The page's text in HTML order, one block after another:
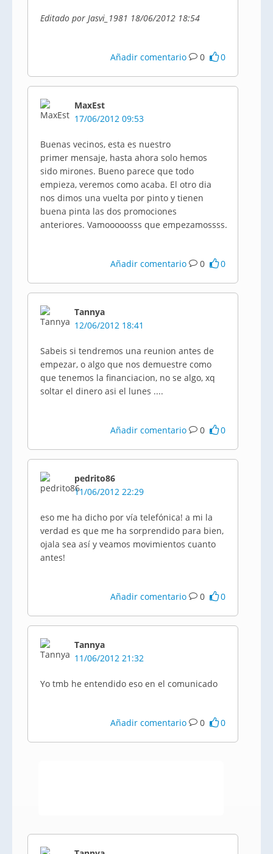
Editado por Jasvi_1981 18/06/2012 18:54
Añadir comentario 0 0
MaxEst
17/06/2012 09:53
Buenas vecinos, esta es nuestro
primer mensaje, hasta ahora solo hemos
sido mirones. Bueno parece que todo
empieza, veremos como acaba. El otro dia
nos dimos una vuelta por pinto y tienen
buena pinta las dos promociones
anteriores. Vamooooosss que empezamossss.
Añadir comentario 0 0
Tannya
12/06/2012 18:41
Sabeis si tendremos una reunion antes de
empezar, o algo que nos demuestre como
que tenemos la financiacion, no se algo, xq
soltar el dinero asi el lunes ....
Añadir comentario 0 0
pedrito86
11/06/2012 22:29
eso me ha dicho por vía telefónica! a mi la
verdad es que me ha sorprendido para bien,
ojala sea así y veamos movimientos cuanto
antes!
Añadir comentario 0 0
Tannya
11/06/2012 21:32
Yo tmb he entendido eso en el comunicado
Añadir comentario 0 0